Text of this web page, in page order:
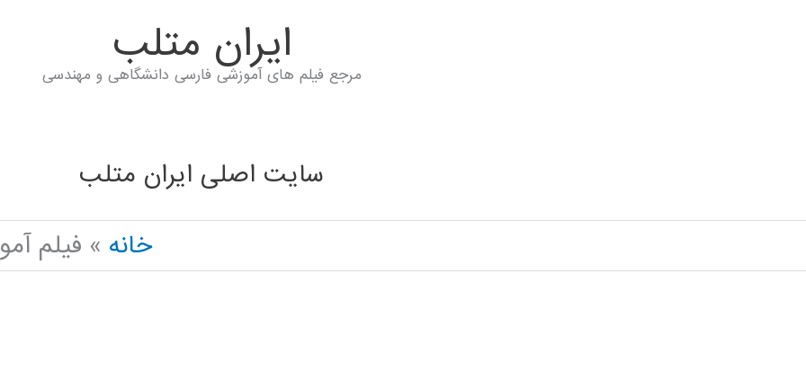
ايران متلب
مرجع فیلم های آموزشی فارسی دانشگاهی و مهندسی
سایت اصلی ایران متلب
خانه
فیلم